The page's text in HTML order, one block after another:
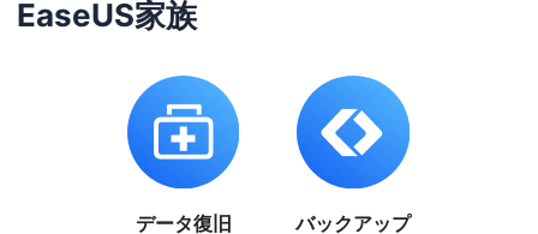
EaseUS家族
データ復旧 バックアップ